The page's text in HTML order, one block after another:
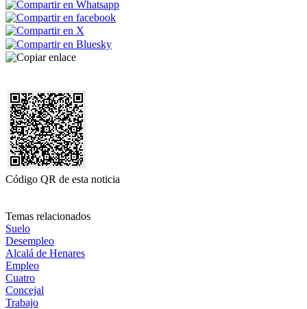
Código QR de esta noticia
Temas relacionados
Suelo
Desempleo
Alcalá de Henares
Empleo
Cuatro
Concejal
Trabajo